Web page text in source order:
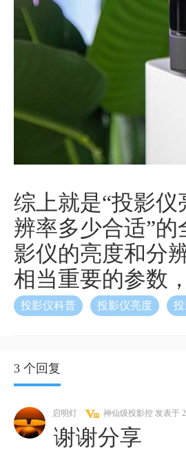
综上就是“投影
辨率多少合适”
影仪的亮度和分
相当重要的参数
投影仪科普 投影仪亮度
3 个回复
启明灯 神仙级投影控 发表于
谢谢分享